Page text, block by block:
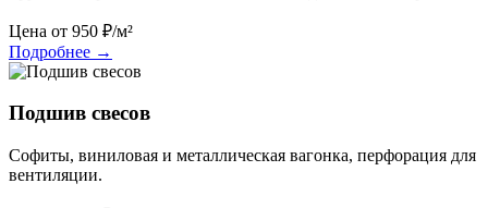
Цена от 950 ₽/м²
Подробнее →
Подшив свесов
Софиты, виниловая и металлическая вагонка, перфорация для
вентиляции.